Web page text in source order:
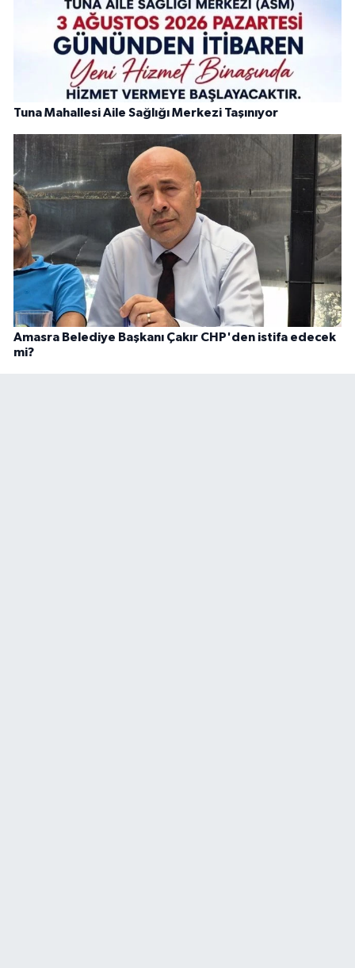
Tuna Mahallesi Aile Sağlığı Merkezi Taşınıyor
Amasra Belediye Başkanı Çakır CHP'den istifa edecek
mi?